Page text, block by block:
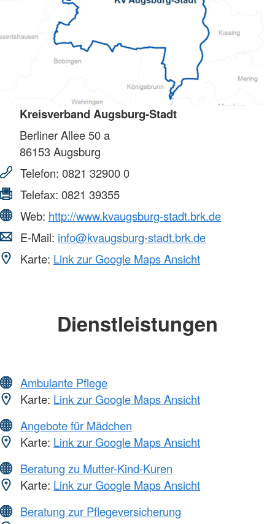
Kreisverband Augsburg-Stadt
Berliner Allee 50 a
86153Augsburg
Telefon: 0821 32900 0
Telefax: 0821 39355
Web: http://www.kvaugsburg-stadt.brk.de
E-Mail: info@kvaugsburg-stadt.brk.de
Karte: Link zur Google Maps Ansicht
Dienstleistungen
Ambulante Pflege
Karte: Link zur Google Maps Ansicht
Angebote für Mädchen
Karte: Link zur Google Maps Ansicht
Beratung zu Mutter-Kind-Kuren
Karte: Link zur Google Maps Ansicht
Beratung zur Pflegeversicherung